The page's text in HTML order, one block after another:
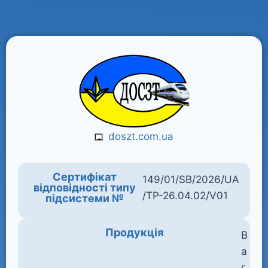
doszt.com.ua
Сертифікат
відповідності типу
підсистеми №
149/01/SB/2026/UA
/TP-26.04.02/V01
Продукція
В
а